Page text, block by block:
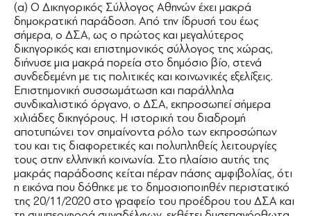
(α) Ο Δικηγορικός Σύλλογος Αθηνών έχει μακρά
δημοκρατική παράδοση. Από την ίδρυσή του έως
σήμερα, ο ΔΣΑ, ως ο πρώτος και μεγαλύτερος
δικηγορικός και επιστημονικός σύλλογος της χώρας,
διήνυσε μια μακρά πορεία στο δημόσιο βίο, στενά
συνδεδεμένη με τις πολιτικές και κοινωνικές εξελίξεις.
Επιστημονική συσσωμάτωση και παράλληλα
συνδικαλιστικό όργανο, ο ΔΣΑ, εκπροσωπεί σήμερα
χιλιάδες δικηγόρους. Η ιστορική του διαδρομή
αποτυπώνει τον σημαίνοντα ρόλο των εκπροσώπων
του και τις διαφορετικές και πολυπληθείς λειτουργίες
τους στην ελληνική κοινωνία. Στο πλαίσιο αυτής της
μακράς παράδοσης κείται πέραν πάσης αμφιβολίας, ότι
η εικόνα που δόθηκε με το δημοσιοποιηθέν περιστατικό
της 20/11/2020 στο γραφείο του προέδρου του ΔΣΑ και